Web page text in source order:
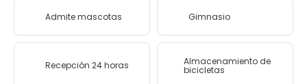
Admite mascotas Gimnasio
Recepción 24 horas Almacenamiento de
bicicletas